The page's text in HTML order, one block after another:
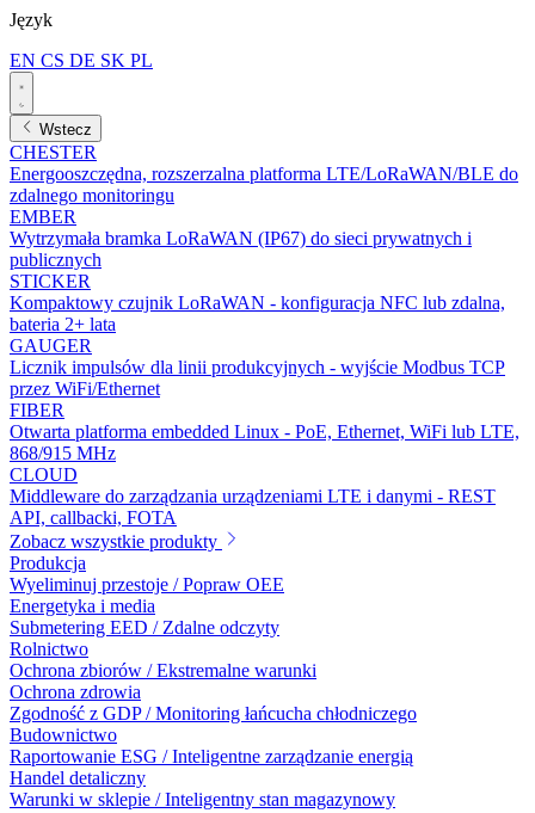
Język
EN CS DE SK PL
Wstecz
CHESTER
Energooszczędna, rozszerzalna platforma LTE/LoRaWAN/BLE do
zdalnego monitoringu
EMBER
Wytrzymała bramka LoRaWAN (IP67) do sieci prywatnych i
publicznych
STICKER
Kompaktowy czujnik LoRaWAN - konfiguracja NFC lub zdalna,
bateria 2+ lata
GAUGER
Licznik impulsów dla linii produkcyjnych - wyjście Modbus TCP
przez WiFi/Ethernet
FIBER
Otwarta platforma embedded Linux - PoE, Ethernet, WiFi lub LTE,
868/915 MHz
CLOUD
Middleware do zarządzania urządzeniami LTE i danymi - REST
API, callbacki, FOTA
Zobacz wszystkie produkty
Produkcja
Wyeliminuj przestoje / Popraw OEE
Energetyka i media
Submetering EED / Zdalne odczyty
Rolnictwo
Ochrona zbiorów / Ekstremalne warunki
Ochrona zdrowia
Zgodność z GDP / Monitoring łańcucha chłodniczego
Budownictwo
Raportowanie ESG / Inteligentne zarządzanie energią
Handel detaliczny
Warunki w sklepie / Inteligentny stan magazynowy